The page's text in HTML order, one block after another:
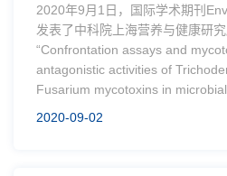
2020年9月1日，国际学术期刊
发表了中科院上海营养与健康研
“Confrontation assays and
antagonistic activities of
Fusarium mycotoxins in
2020-09-02